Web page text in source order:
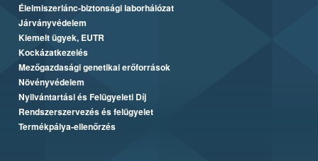
Élelmiszerlánc-biztonsági laborhálózat
Járványvédelem
Kiemelt ügyek, EUTR
Kockázatkezelés
Mezőgazdasági genetikai erőforrások
Növényvédelem
Nyilvántartási és Felügyeleti Díj
Rendszerszervezés és felügyelet
Termékpálya-ellenőrzés